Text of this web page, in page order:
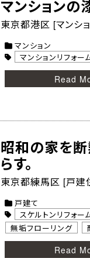
マンションの
東京都港区 [マンシ
マンション
マンションリフォー
Read
昭和の家を断
らす。
東京都練馬区 [戸建
戸建て
スケルトンリフォー
無垢フローリング
Read